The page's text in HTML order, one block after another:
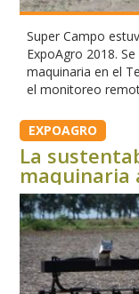
Super Campo
ExpoAgro 2018.
maquinaria en el
el monitoreo
EXPOAGRO
La
maquinaria